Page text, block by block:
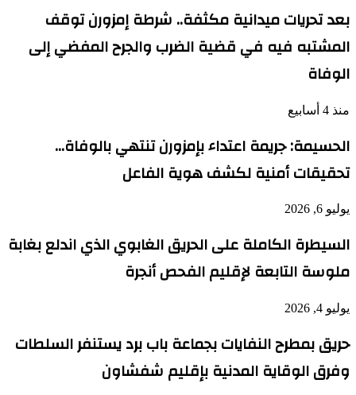
بعد تحريات ميدانية مكثفة.. شرطة إمزورن توقف
المشتبه فيه في قضية الضرب والجرح المفضي إلى
الوفاة
منذ 4 أسابيع
الحسيمة: جريمة اعتداء بإمزورن تنتهي بالوفاة…
تحقيقات أمنية لكشف هوية الفاعل
يوليو 6, 2026
السيطرة الكاملة على الحريق الغابوي الذي اندلع بغابة
ملوسة التابعة لإقليم الفحص أنجرة
يوليو 4, 2026
حريق بمطرح النفايات بجماعة باب برد يستنفر السلطات
وفرق الوقاية المدنية بإقليم شفشاون